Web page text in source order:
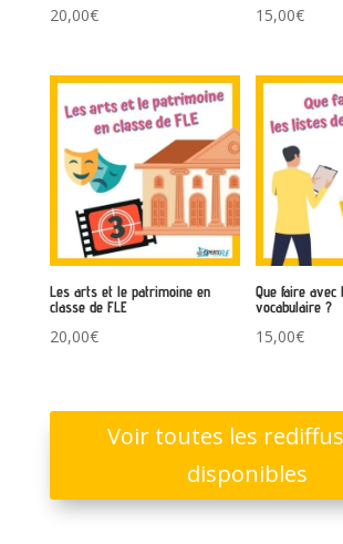
20,00€ 15,00€
Les arts et le patrimoine en
classe de FLE
20,00€
Que faire
vocabulaire ?
15,00€
Voir toutes les
disponibles